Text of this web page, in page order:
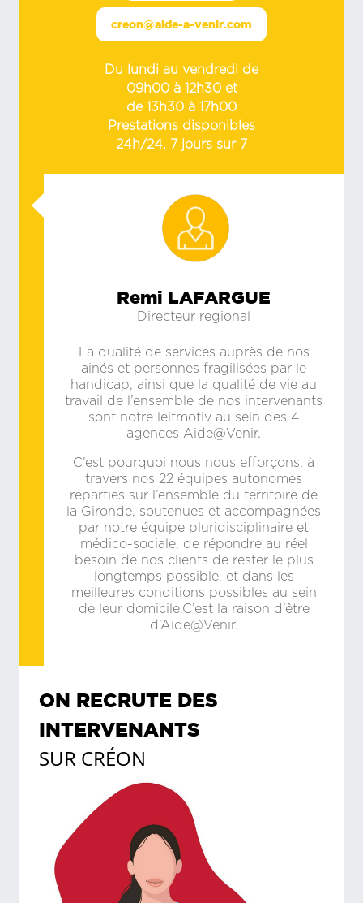
creon@aide-a-venir.com
Du lundi au vendredi de
09h00 à 12h30 et
de 13h30 à 17h00
Prestations disponibles
24h/24, 7 jours sur 7
Remi LAFARGUE
Directeur regional
La qualité de services auprès de nos
ainés et personnes fragilisées par le
handicap, ainsi que la qualité de vie au
travail de l’ensemble de nos intervenants
sont notre leitmotiv au sein des 4
agences Aide@Venir.
C’est pourquoi nous nous efforçons, à
travers nos 22 équipes autonomes
réparties sur l’ensemble du territoire de
la Gironde, soutenues et accompagnées
par notre équipe pluridisciplinaire et
médico-sociale, de répondre au réel
besoin de nos clients de rester le plus
longtemps possible, et dans les
meilleures conditions possibles au sein
de leur domicile.C’est la raison d’être
d’Aide@Venir.
ON RECRUTE DES
INTERVENANTS
SUR CRÉON